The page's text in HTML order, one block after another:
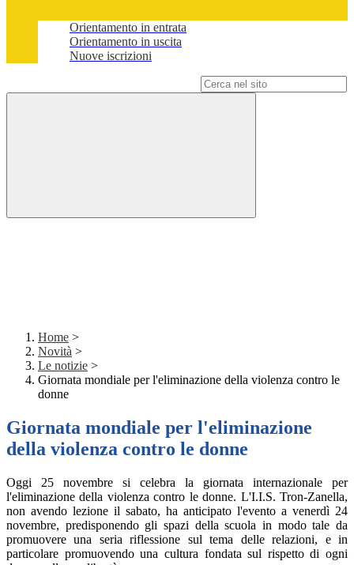
Orientamento in entrata
Orientamento in uscita
Nuove iscrizioni
Home >
Novità >
Le notizie >
Giornata mondiale per l'eliminazione della violenza contro le
donne
Giornata mondiale per l'eliminazione
della violenza contro le donne
Oggi 25 novembre si celebra la giornata internazionale per
l'eliminazione della violenza contro le donne. L'I.I.S. Tron-Zanella,
non avendo lezione il sabato, ha anticipato l'evento a venerdì 24
novembre, predisponendo gli spazi della scuola in modo tale da
promuovere una seria riflessione sul tema delle relazioni, e in
particolare promuovendo una cultura fondata sul rispetto di ogni